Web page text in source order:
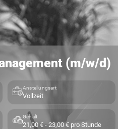
(m/w/d)
Anstellungsart
Vollzeit
Gehalt
21,00 € - 23,00 € pro Stunde